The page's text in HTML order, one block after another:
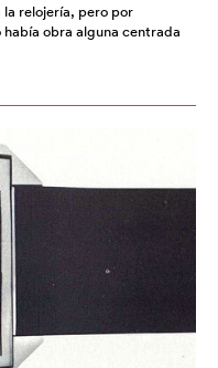
la relojería, pero por
obra alguna centrada